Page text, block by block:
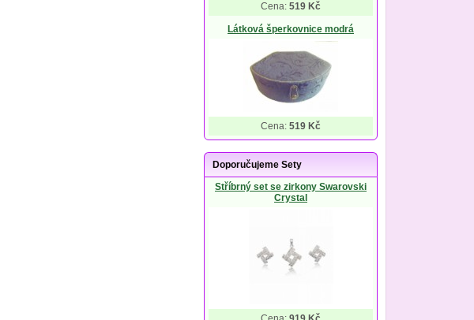
Cena: 519 Kč
Látková šperkovnice modrá
Cena: 519 Kč
Doporučujeme Sety
Stříbrný set se zirkony Swarovski
Crystal